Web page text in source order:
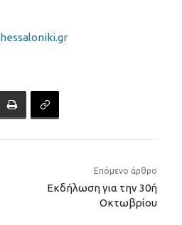
Επόμενο άρθρο
Εκδήλωση για την 30ή
Οκτωβρίου